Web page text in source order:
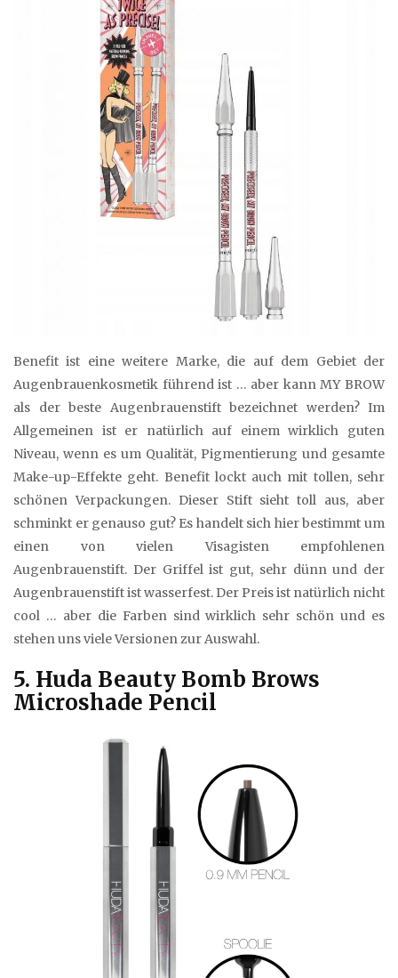
Benefit ist eine weitere Marke, die auf dem Gebiet der
Augenbrauenkosmetik führend ist … aber kann MY BROW
als der beste Augenbrauenstift bezeichnet werden? Im
Allgemeinen ist er natürlich auf einem wirklich guten
Niveau, wenn es um Qualität, Pigmentierung und gesamte
Make-up-Effekte geht. Benefit lockt auch mit tollen, sehr
schönen Verpackungen. Dieser Stift sieht toll aus, aber
schminkt er genauso gut? Es handelt sich hier bestimmt um
einen von vielen Visagisten empfohlenen
Augenbrauenstift. Der Griffel ist gut, sehr dünn und der
Augenbrauenstift ist wasserfest. Der Preis ist natürlich nicht
cool … aber die Farben sind wirklich sehr schön und es
stehen uns viele Versionen zur Auswahl.
5. Huda Beauty Bomb Brows
Microshade Pencil